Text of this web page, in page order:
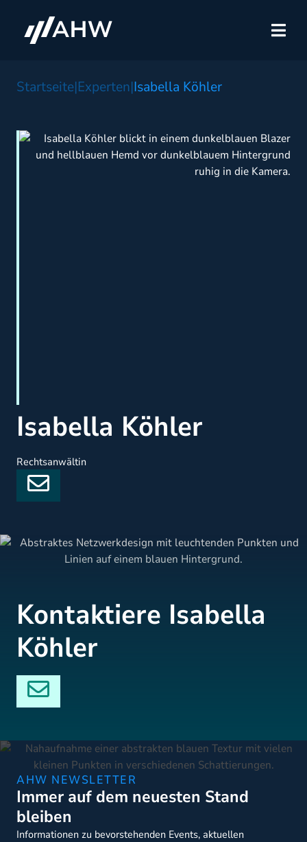
Startseite|Experten|Isabella Köhler
Isabella Köhler
Rechtsanwältin
Kontaktiere Isabella
Köhler
AHW NEWSLETTER
Immer auf dem neuesten Stand
bleiben
Informationen zu bevorstehenden Events, aktuellen